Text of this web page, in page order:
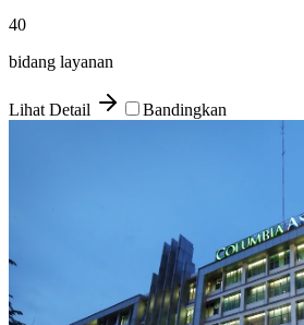
40
bidang layanan
Lihat Detail Bandingkan